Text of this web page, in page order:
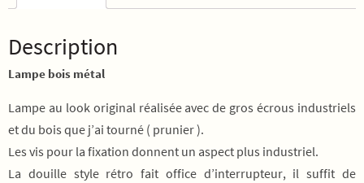
Description
Lampe bois métal
Lampe au look original réalisée avec de gros écrous industriels
et du bois que j’ai tourné ( prunier ).
Les vis pour la fixation donnent un aspect plus industriel.
La douille style rétro fait office d’interrupteur, il suffit de